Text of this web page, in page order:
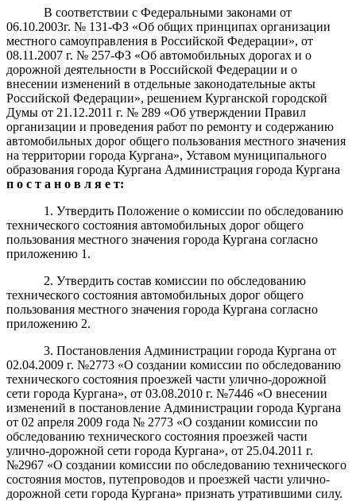
В соответствии с Федеральными законами от
06.10.2003г. № 131-ФЗ «Об общих принципах организации
местного самоуправления в Российской Федерации», от
08.11.2007 г. № 257-ФЗ «Об автомобильных дорогах и о
дорожной деятельности в Российской Федерации и о
внесении изменений в отдельные законодательные акты
Российской Федерации», решением Курганской городской
Думы от 21.12.2011 г. № 289 «Об утверждении Правил
организации и проведения работ по ремонту и содержанию
автомобильных дорог общего пользования местного значения
на территории города Кургана», Уставом муниципального
образования города Кургана Администрация города Кургана
п о с т а н о в л я е т:
1. Утвердить Положение о комиссии по обследованию
технического состояния автомобильных дорог общего
пользования местного значения города Кургана согласно
приложению 1.
2. Утвердить состав комиссии по обследованию
технического состояния автомобильных дорог общего
пользования местного значения города Кургана согласно
приложению 2.
3. Постановления Администрации города Кургана от
02.04.2009 г. №2773 «О создании комиссии по обследованию
технического состояния проезжей части улично-дорожной
сети города Кургана», от 03.08.2010 г. №7446 «О внесении
изменений в постановление Администрации города Кургана
от 02 апреля 2009 года № 2773 «О создании комиссии по
обследованию технического состояния проезжей части
улично-дорожной сети города Кургана», от 25.04.2011 г.
№2967 «О создании комиссии по обследованию технического
состояния мостов, путепроводов и проезжей части улично-
дорожной сети города Кургана» признать утратившими силу.